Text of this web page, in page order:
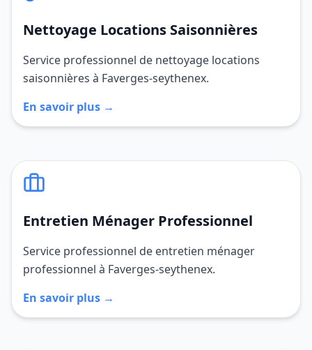
Nettoyage Locations Saisonnières
Service professionnel de nettoyage locations
saisonnières à Faverges-seythenex.
En savoir plus →
Entretien Ménager Professionnel
Service professionnel de entretien ménager
professionnel à Faverges-seythenex.
En savoir plus →